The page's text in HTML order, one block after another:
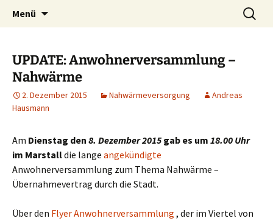
Interessenvertretung
Ahrensburger Kamp e. V.
Ahrensburg, Schleswig-Holstein
Menü
Suchen
nach:
UPDATE: Anwohnerversammlung –
Nahwärme
2. Dezember 2015 Nahwärmeversorgung
Andreas
Hausmann
Am Dienstag den 8. Dezember 2015 gab es um 18.00 Uhr
im Marstalldie lange angekündigte
Anwohnerversammlung zum Thema Nahwärme –
Übernahmevertrag durch die Stadt.
Über den Flyer Anwohnerversammlung , der im Viertel von